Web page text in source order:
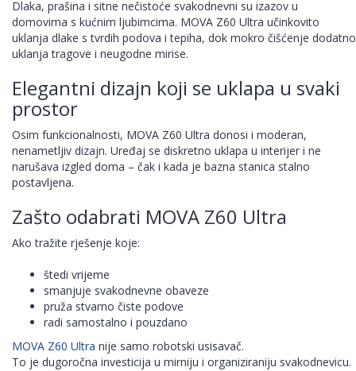
Dlaka, prašina i sitne nečistoće svakodnevni su izazov u
domovima s kućnim ljubimcima. MOVA Z60 Ultra učinkovito
uklanja dlake s tvrdih podova i tepiha, dok mokro čišćenje dodatno
uklanja tragove i neugodne mirise.
Elegantni dizajn koji se uklapa u svaki
prostor
Osim funkcionalnosti, MOVA Z60 Ultra donosi i moderan,
nenametljiv dizajn. Uređaj se diskretno uklapa u interijer i ne
narušava izgled doma – čak i kada je bazna stanica stalno
postavljena.
Zašto odabrati MOVA Z60 Ultra
Ako tražite rješenje koje:
štedi vrijeme
smanjuje svakodnevne obaveze
pruža stvarno čiste podove
radi samostalno i pouzdano
MOVA Z60 Ultra nije samo robotski usisavač.
To je dugoročna investicija u mirniju i organiziraniju svakodnevicu.